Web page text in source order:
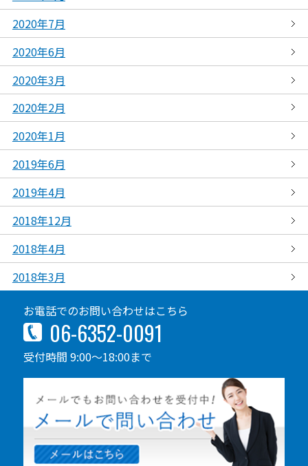
2020年7月
2020年6月
2020年3月
2020年2月
2020年1月
2019年6月
2019年4月
2018年12月
2018年4月
2018年3月
お電話でのお問い合わせはこちら
06-6352-0091
受付時間 9:00～18:00まで